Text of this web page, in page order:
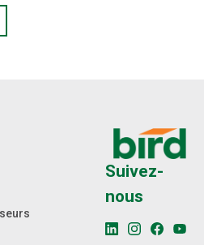
d'armes légères, un
espaces de soutien
Suivez-
nous